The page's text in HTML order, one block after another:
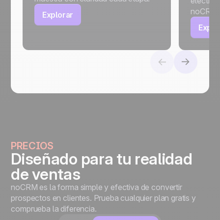
Explorar
noCRM.
PRECIOS
Diseñado para tu realidad
de ventas
noCRM es la forma simple y efectiva de convertir
prospectos en clientes. Prueba cualquier plan gratis y
comprueba la diferencia.